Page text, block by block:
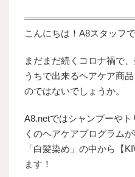
こんにちは！A8スタッフ
まだまだ続くコロナ禍で
うちで出来るヘアケア商
のではないでしょうか。
A8.netではシャンプーや
くのヘアケアプログラム
「白髪染め」の中から【
ます！